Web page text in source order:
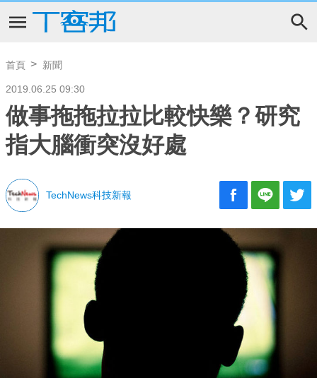
首頁 新聞
2019.06.25 09:30
做事拖拖拉拉比較快樂？研究
指大腦衝突沒好處
TechNews科技新報